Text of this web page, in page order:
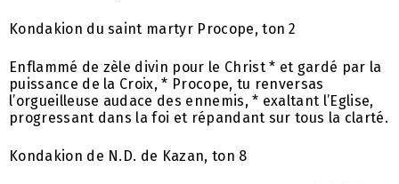
Kondakion du saint martyr Procope, ton 2
Enflammé de zèle divin pour le Christ * et gardé par la
puissance de la Croix, * Procope, tu renversas
l’orgueilleuse audace des ennemis, * exaltant l’Eglise,
progressant dans la foi et répandant sur tous la clarté.
Kondakion de N.D. de Kazan, ton 8